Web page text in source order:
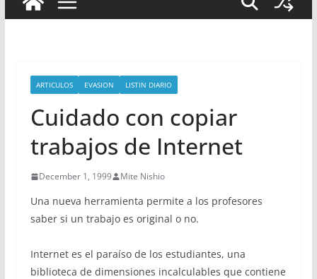
ARTICULOS EVASION LISTIN DIARIO
Cuidado con copiar
trabajos de Internet
December 1, 1999 Mite Nishio
Una nueva herramienta permite a los profesores
saber si un trabajo es original o no.
Internet es el paraíso de los estudiantes, una
biblioteca de dimensiones incalculables que contiene